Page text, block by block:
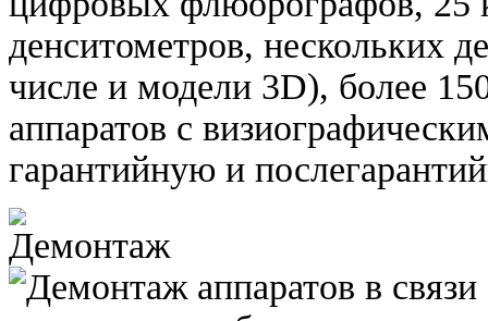
денситометров, нескольких
числе и модели 3D), более
аппаратов с
гарантийную и